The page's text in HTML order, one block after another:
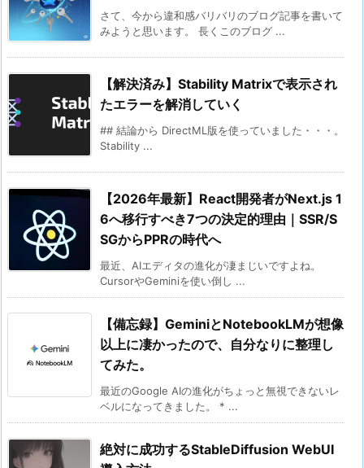
さて、今から違和感バリバリのブログ記事を書いて
みようと思います。 長くこのブログ ...
【解決済み】Stability Matrixで表示され
たエラーを解消していく
## 結論から DirectML版を使っていました・・・。
Stability ...
【2026年最新】React開発者がNext.js 1
6へ移行すべき7つの決定的理由｜SSR/S
SGからPPRの時代へ
最近、AIエディタの進化が凄まじいですよね。
CursorやGeminiを使い倒し ...
【備忘録】GeminiとNotebookLMが想像
以上に凄かったので、自分なりに整理し
てみた。
最近のGoogle AIの進化がちょっと無視できないレ
ベルになってきました。 * ...
絶対に成功するStableDiffusion WebUI